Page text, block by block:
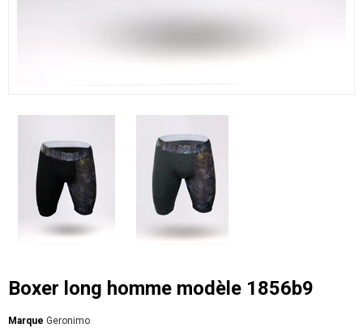
Boxer long homme modèle 1856b9
Мarque Geronimo